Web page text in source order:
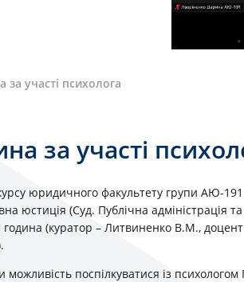
за участі психолога
за участі
юридичного факультету групи АЮ-
юстиція (Суд. Публічна адміністрація
(куратор – Литвиненко В.М.,
можливість поспілкуватися із